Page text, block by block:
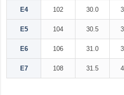
E4 102 30.0
E5 104 30.5
E6 106 31.0
E7 108 31.5